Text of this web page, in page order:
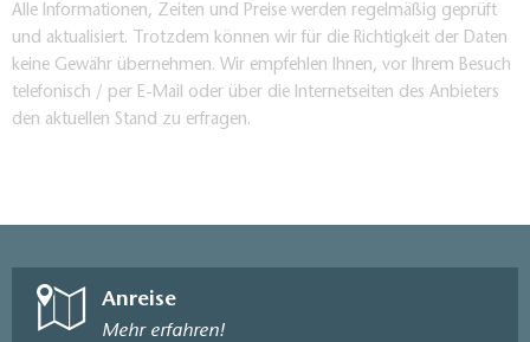
Alle Informationen, Zeiten und Preise werden regelmäßig geprüft
und aktualisiert. Trotzdem können wir für die Richtigkeit der Daten
keine Gewähr übernehmen. Wir empfehlen Ihnen, vor Ihrem Besuch
telefonisch / per E-Mail oder über die Internetseiten des Anbieters
den aktuellen Stand zu erfragen.
Anreise
Mehr erfahren!